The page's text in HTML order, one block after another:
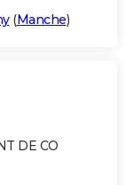
(Manche)
DE CO